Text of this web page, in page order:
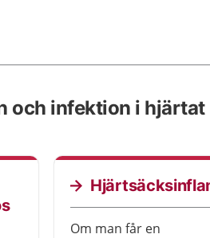
och infektion i hjärtat
Om man får en